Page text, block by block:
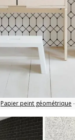
Papier peint géométrique